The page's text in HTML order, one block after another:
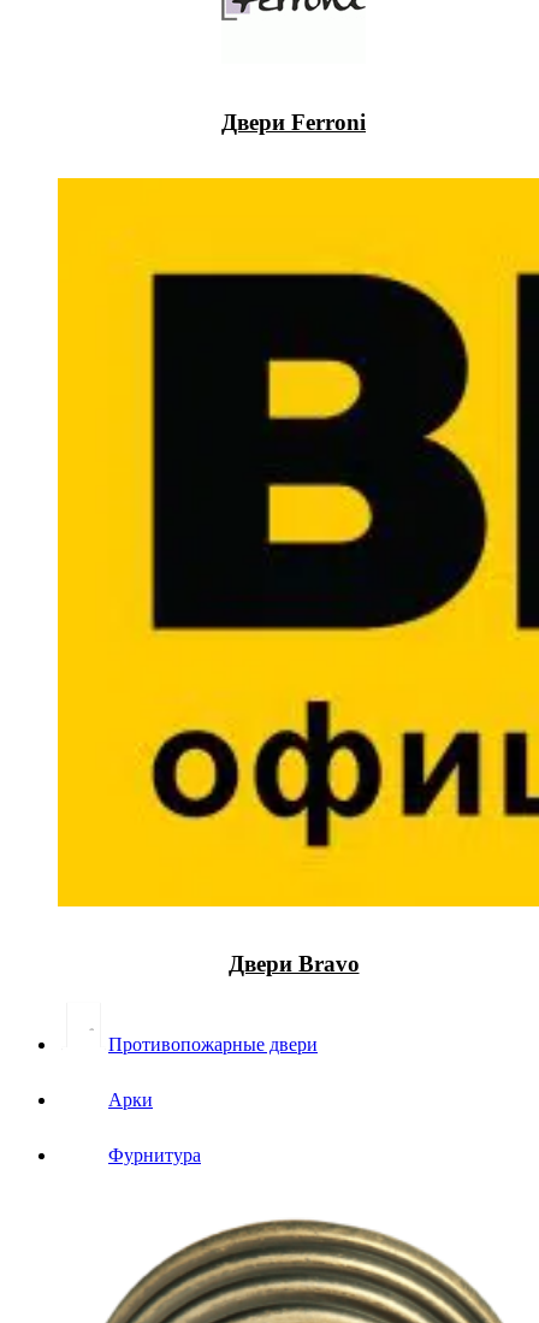
Двери Ferroni
Двери Bravo
Противопожарные двери
Арки
Фурнитура